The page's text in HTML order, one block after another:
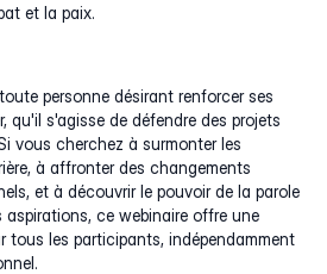
et la paix.
personne désirant renforcer ses
qu'il s'agisse de défendre des projets
vous cherchez à surmonter les
à affronter des changements
et à découvrir le pouvoir de la parole
ce webinaire offre une
tous les participants, indépendamment